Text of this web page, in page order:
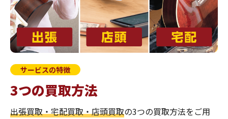
サービスの特徴
3つの買取方法
出張買取・宅配買取・店頭買取の3つの買取方法をご用